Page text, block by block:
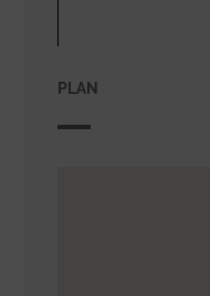
PLAN